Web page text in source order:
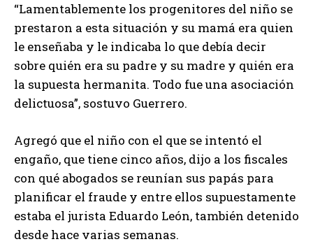
“Lamentablemente los progenitores del niño se
prestaron a esta situación y su mamá era quien
le enseñaba y le indicaba lo que debía decir
sobre quién era su padre y su madre y quién era
la supuesta hermanita. Todo fue una asociación
delictuosa”, sostuvo Guerrero.
Agregó que el niño con el que se intentó el
engaño, que tiene cinco años, dijo a los fiscales
con qué abogados se reunían sus papás para
planificar el fraude y entre ellos supuestamente
estaba el jurista Eduardo León, también detenido
desde hace varias semanas.